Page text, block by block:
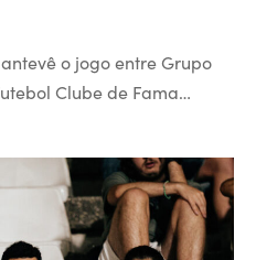
o jogo entre Grupo
Clube de Fama…